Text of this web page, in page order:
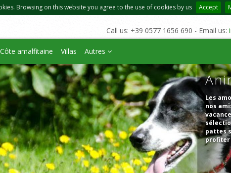
Browsing on this website you agree to the use of cookies by us Accept
Call us: +39 0577 1656 690 - Email us:
Côte amalfitaine Villas Autres
Les
nos
pattes
profiter